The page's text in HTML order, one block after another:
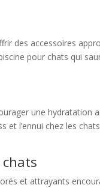
des accessoires
pour chats qui
une hydratation
et l’ennui chez les
et attrayants